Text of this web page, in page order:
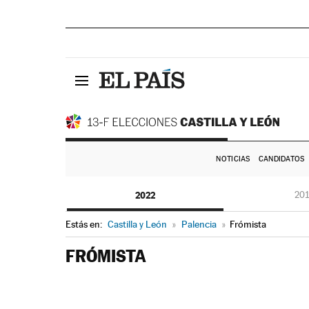
NOTICIAS CANDIDATOS
2022
Estás en: Castilla y León » Palencia » Frómista
FRÓMISTA